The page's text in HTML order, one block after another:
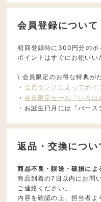
会員登録について
初回登録時に300円分のポ
ポイントはすぐにお使いい
\ 会員限定のお得な特典が
・ 会員ランクによってポイ
・ 会員限定セール「いろは
・お誕生日月には「バース
返品・交換につい
商品不良・誤送・破損によ
商品到着の7日以内にお問
ご連絡ください。
内容を確認の上、担当者